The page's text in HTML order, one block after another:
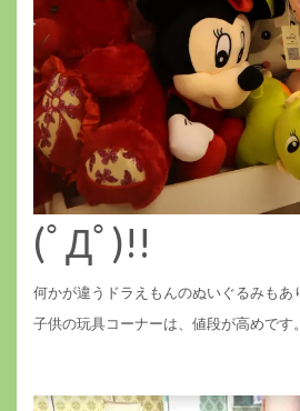
(ﾟДﾟ)!!
何かが違うドラえもんのぬいぐるみもあ
子供の玩具コーナーは、値段が高めです。